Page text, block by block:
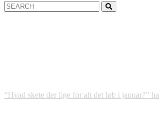
Search
for:
“Hvad skete der lige for alt det løb i januar?” ha